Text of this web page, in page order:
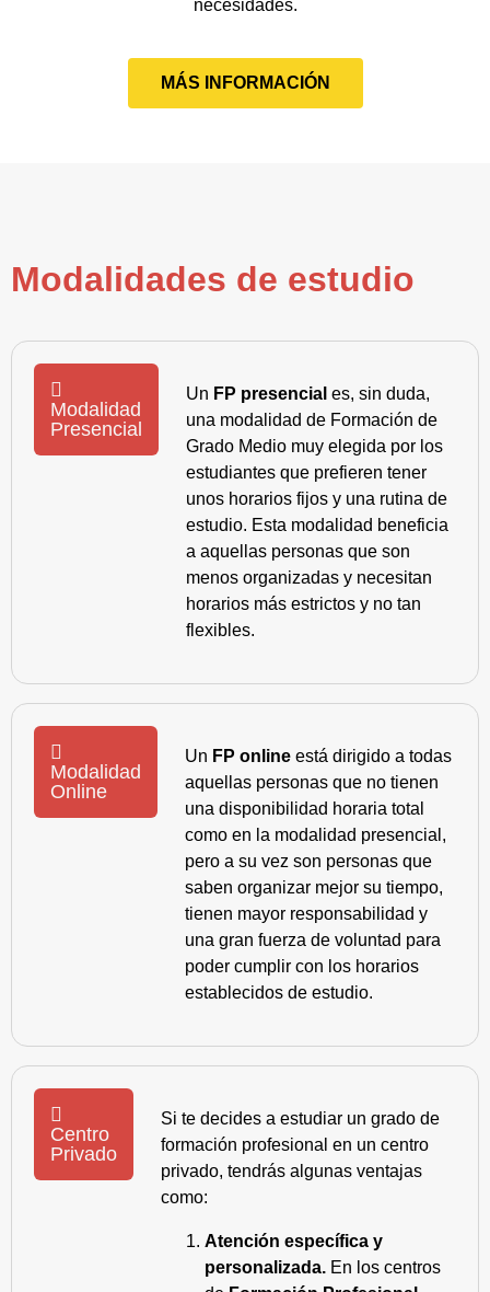
necesidades.
MÁS INFORMACIÓN
Modalidades de estudio
Modalidad
Presencial
Un FP presencial es, sin duda,
una modalidad de Formación de
Grado Medio muy elegida por los
estudiantes que prefieren tener
unos horarios fijos y una rutina de
estudio. Esta modalidad beneficia
a aquellas personas que son
menos organizadas y necesitan
horarios más estrictos y no tan
flexibles.
Modalidad
Online
Un FP online está dirigido a todas
aquellas personas que no tienen
una disponibilidad horaria total
como en la modalidad presencial,
pero a su vez son personas que
saben organizar mejor su tiempo,
tienen mayor responsabilidad y
una gran fuerza de voluntad para
poder cumplir con los horarios
establecidos de estudio.
Centro
Privado
Si te decides a estudiar un grado de
formación profesional en un centro
privado, tendrás algunas ventajas
como:
Atención específica y
personalizada. En los centros